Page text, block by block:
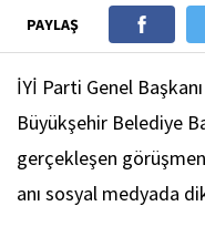
PAYLAŞ
İYİ Parti Genel
Büyükşehir Belediye
gerçekleşen
anı sosyal medyada